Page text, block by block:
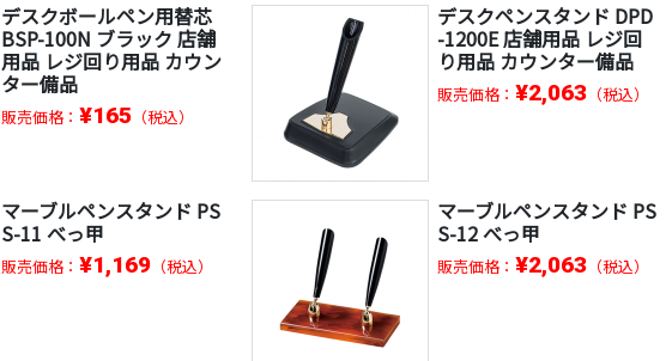
デスクボールペン用替芯
BSP-100N ブラック 店舗
用品 レジ回り用品 カウン
ター備品
販売価格：¥165 （税込）
デスクペンスタンド DPD
-1200E 店舗用品 レジ回
り用品 カウンター備品
販売価格： ¥2,063（税込）
マーブルペンスタンド PS
S-11 べっ甲
販売価格：¥1,169 （税込）
マーブルペンスタンド PS
S-12 べっ甲
販売価格： ¥2,063（税込）